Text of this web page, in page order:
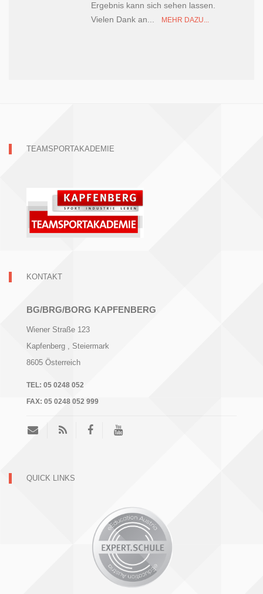
Ergebnis kann sich sehen lassen.
Vielen Dank an...
MEHR DAZU...
TEAMSPORTAKADEMIE
KONTAKT
BG/BRG/BORG KAPFENBERG
Wiener Straße 123
Kapfenberg , Steiermark
8605 Österreich
TEL: 05 0248 052
FAX: 05 0248 052 999
QUICK LINKS